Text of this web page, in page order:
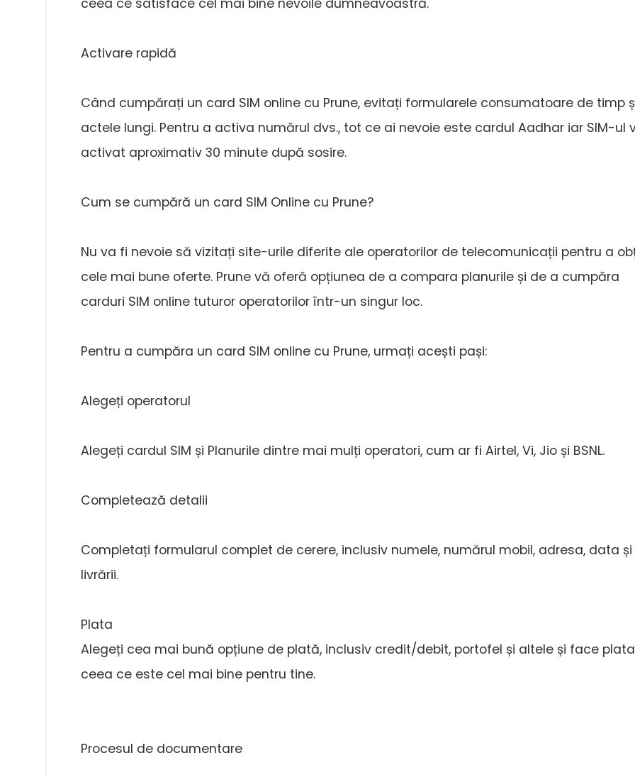
ceea ce satisface cel mai bine nevoile dumneavoastră.
Activare rapidă
Când cumpărați un card SIM online cu Prune, evitați formularele consumatoare de timp
actele lungi. Pentru a activa numărul dvs., tot ce ai nevoie este cardul Aadhar iar SIM-ul
activat aproximativ 30 minute după sosire.
Cum se cumpără un card SIM Online cu Prune?
Nu va fi nevoie să vizitați site-urile diferite ale operatorilor de telecomunicații pentru a
cele mai bune oferte. Prune vă oferă opțiunea de a compara planurile și de a cumpăra
carduri SIM online tuturor operatorilor într-un singur loc.
Pentru a cumpăra un card SIM online cu Prune, urmați acești pași:
Alegeți operatorul
Alegeți cardul SIM și Planurile dintre mai mulți operatori, cum ar fi Airtel, Vi, Jio și BSNL.
Completează detalii
Completați formularul complet de cerere, inclusiv numele, numărul mobil, adresa, data
livrării.
Plata
Alegeți cea mai bună opțiune de plată, inclusiv credit/debit, portofel și altele și face plata
ceea ce este cel mai bine pentru tine.
Procesul de documentare